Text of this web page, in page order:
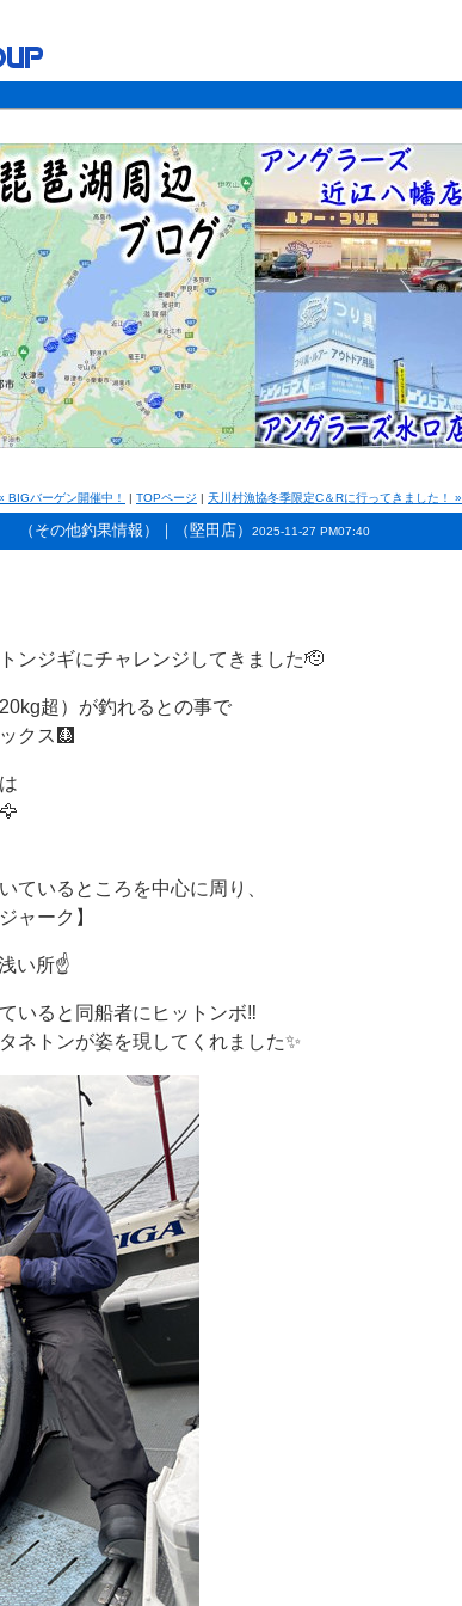
BIGバーゲン開催中！ | TOPページ | 天川村漁協冬季限定C＆Rに行ってきました！ »
（その他釣果情報）｜（堅田店） 2025-11-27 PM07:40
ンジギにチャレンジしてきました🫡
超）が釣れるとの事で
クス🩻
ているところを中心に周り、
ャーク】
い所☝️
いると同船者にヒットンボ‼️
ネトンが姿を現してくれました✨